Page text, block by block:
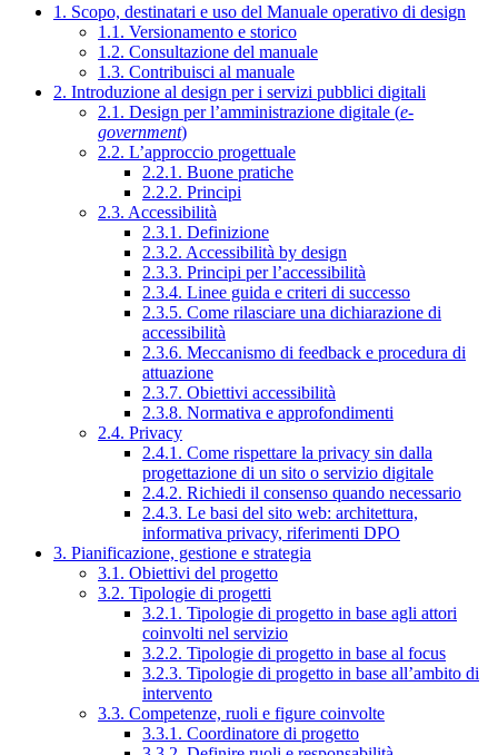
1. Scopo, destinatari e uso del Manuale operativo di design
1.1. Versionamento e storico
1.2. Consultazione del manuale
1.3. Contribuisci al manuale
2. Introduzione al design per i servizi pubblici digitali
2.1. Design per l’amministrazione digitale (e-
government)
2.2. L’approccio progettuale
2.2.1. Buone pratiche
2.2.2. Principi
2.3. Accessibilità
2.3.1. Definizione
2.3.2. Accessibilità by design
2.3.3. Principi per l’accessibilità
2.3.4. Linee guida e criteri di successo
2.3.5. Come rilasciare una dichiarazione di
accessibilità
2.3.6. Meccanismo di feedback e procedura di
attuazione
2.3.7. Obiettivi accessibilità
2.3.8. Normativa e approfondimenti
2.4. Privacy
2.4.1. Come rispettare la privacy sin dalla
progettazione di un sito o servizio digitale
2.4.2. Richiedi il consenso quando necessario
2.4.3. Le basi del sito web: architettura,
informativa privacy, riferimenti DPO
3. Pianificazione, gestione e strategia
3.1. Obiettivi del progetto
3.2. Tipologie di progetti
3.2.1. Tipologie di progetto in base agli attori
coinvolti nel servizio
3.2.2. Tipologie di progetto in base al focus
3.2.3. Tipologie di progetto in base all’ambito di
intervento
3.3. Competenze, ruoli e figure coinvolte
3.3.1. Coordinatore di progetto